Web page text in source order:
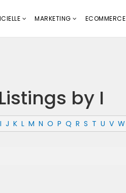
MARKETING ECOMMERCE
by I
I J K L M N O P Q R S T U V W